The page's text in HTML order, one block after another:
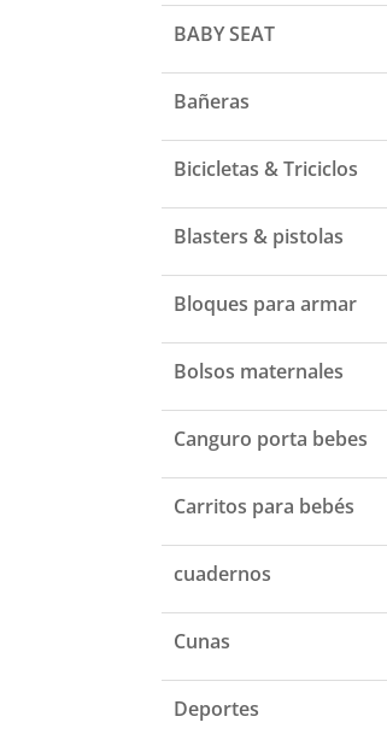
BABY SEAT
Bañeras
Bicicletas & Triciclos
Blasters & pistolas
Bloques para armar
Bolsos maternales
Canguro porta bebes
Carritos para bebés
cuadernos
Cunas
Deportes